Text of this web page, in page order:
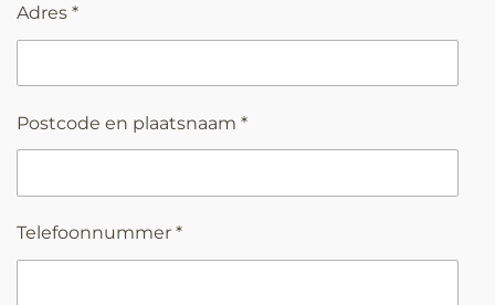
Adres *
Postcode en plaatsnaam *
Telefoonnummer *